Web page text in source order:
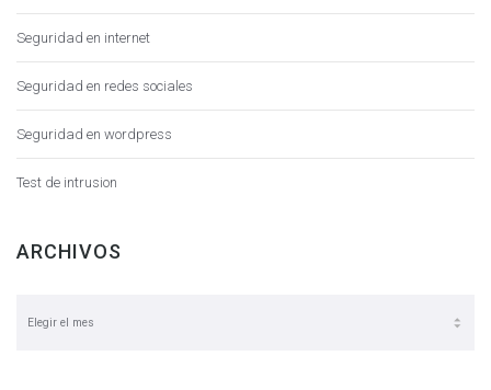
Seguridad en internet
Seguridad en redes sociales
Seguridad en wordpress
Test de intrusion
ARCHIVOS